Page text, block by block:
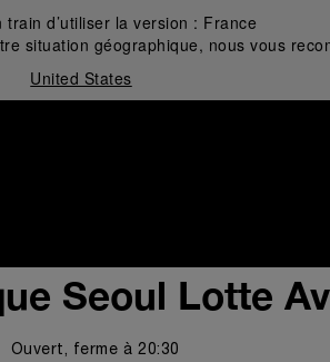
train d’utiliser la version : France
situation géographique, nous vous
United States
Seoul Lotte
Ouvert, ferme à 20:30